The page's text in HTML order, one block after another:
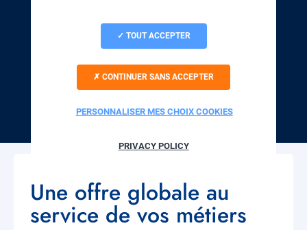
CLOUD COMPUTING
SOFTWARE
STRATEGIE DIGITALE
Titre
Une offre globale au
service de vos métiers
TOUT ACCEPTER
CONTINUER SANS ACCEPTER
PERSONNALISER MES CHOIX COOKIES
PRIVACY POLICY